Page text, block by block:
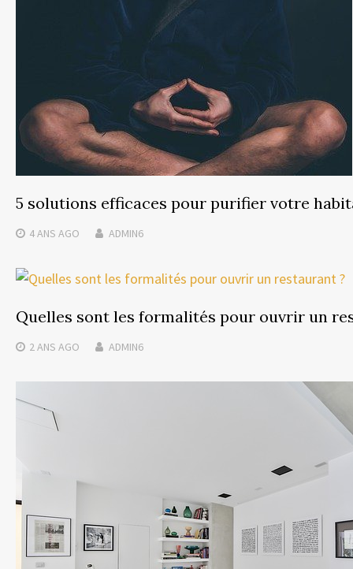
5 solutions efficaces pour purifier votre
4 ANS AGO ADMIN6
Quelles sont les formalités pour ouvrir un
2 ANS AGO ADMIN6